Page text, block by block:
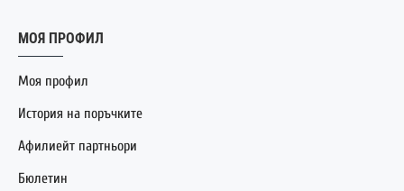
МОЯ ПРОФИЛ
Моя профил
История на поръчките
Афилиейт партньори
Бюлетин